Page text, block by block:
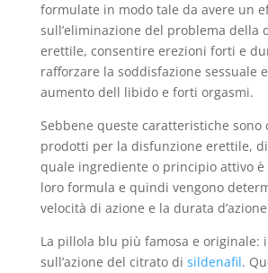
formulate in modo tale da avere un
sull’eliminazione del problema della
erettile, consentire erezioni forti e
rafforzare la soddisfazione sessuale
aumento dell libido e forti orgasmi.
Sebbene queste caratteristiche
prodotti per la disfunzione erettile,
quale ingrediente o principio attivo è
loro formula e quindi vengono
velocità di azione e la durata
La pillola blu più famosa e originale:
sull’azione del citrato di sildenafil.